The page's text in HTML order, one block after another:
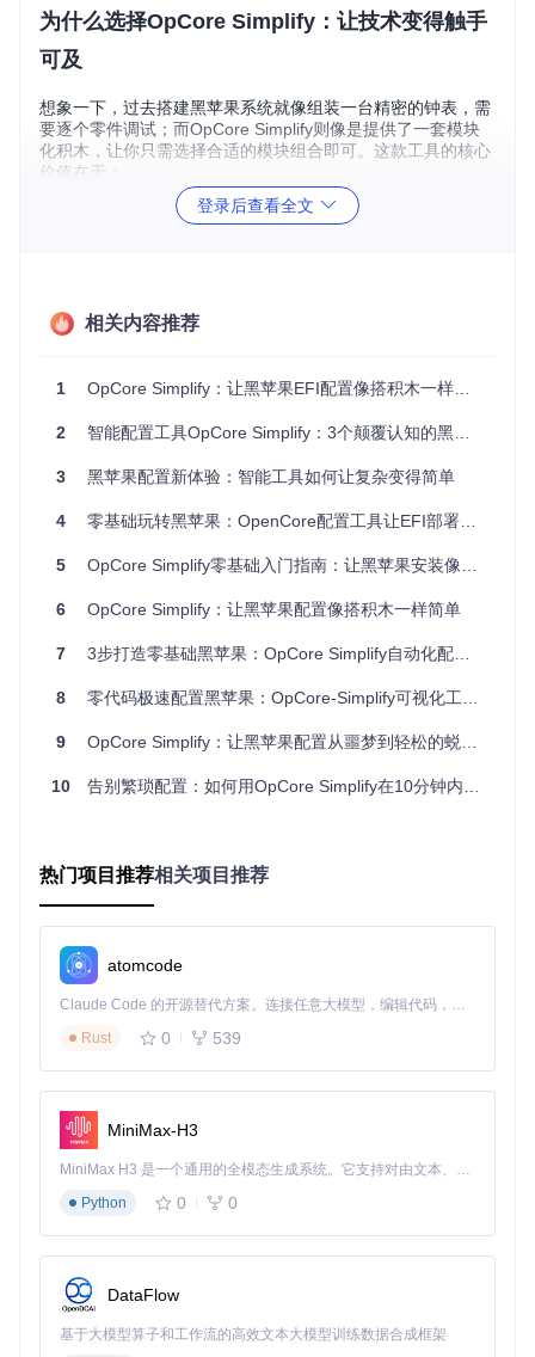
为什么选择OpCore Simplify：让技术变得触手
可及
想象一下，过去搭建黑苹果系统就像组装一台精密的钟表，需
要逐个零件调试；而OpCore Simplify则像是提供了一套模块
化积木，让你只需选择合适的模块组合即可。这款工具的核心
价值在于：
：自动识别硬件并推荐最佳配置，减少90%的手
快速迭代
：支持主流macOS版本，持续更新以适配新系统
OpCore Simplify主界面：简洁直观的操作流程，让黑苹果配
快速上手：30分钟完成你的第一个EFI
准备工作：你的电脑需要满足什么条件？
最低要求 推荐配置
Pytho
3.8.x 3.10.x 或更高
系统
空间
10GB
如何安装OpCore Simplify？
git clone
cd
# Windows系统
pip install -r requirements.txt
# macOS/Linux系统
启动工具
# Windows系统
OpCore-Simplify.bat
登录后查看全文
相关内容推荐
1 OpCore Simplify：让黑苹果EFI配置像搭积木一样简单
2 智能配置工具OpCore Simplify：3个颠覆认知的黑苹果安装技巧，让EFI生成不再复杂
3 黑苹果配置新体验：智能工具如何让复杂变得简单
4 零基础玩转黑苹果：OpenCore配置工具让EFI部署效率提升300%
5 OpCore Simplify零基础入门指南：让黑苹果安装像搭积木一样简单
6 OpCore Simplify：让黑苹果配置像搭积木一样简单
7 3步打造零基础黑苹果：OpCore Simplify自动化配置工具彻底颠覆你的装机体验
8 零代码极速配置黑苹果：OpCore-Simplify可视化工具让OpenCore EFI制作像搭积木
9 OpCore Simplify：让黑苹果配置从噩梦到轻松的蜕变之旅
10 告别繁琐配置：如何用OpCore Simplify在10分钟内打造完美黑苹果EFI
热门项目推荐相关项目推荐
atomcode
Claude Code 的开源替代方案。连接任意大模型，编辑代码，运行命令，自动验证 — 全自动执行。用 Rust 构建，极致性能。 ｜ An open-source alternative to Claude Code. Connect any LLM, edit code, run commands, and verify changes — autonomously. Built in Rust for speed. Get Started
Rust
0 539
MiniMax-H3
MiniMax H3 是一个通用的全模态生成系统。它支持对由文本、图像、视频和音频组成的多模态上下文进行统一理解，并能生成分辨率高达 2K、时长可达 15 秒的带原生立体声音频的视频。得益于面向任务泛化的系统设计，H3 在预训练阶段就已具备广泛的多模态上下文理解与生成能力，能够出色地执行复杂的多模态指令。
Python
0 0
DataFlow
基于大模型算子和工作流的高效文本大模型训练数据合成框架